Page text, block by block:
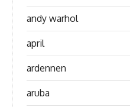
andy warhol
april
ardennen
aruba